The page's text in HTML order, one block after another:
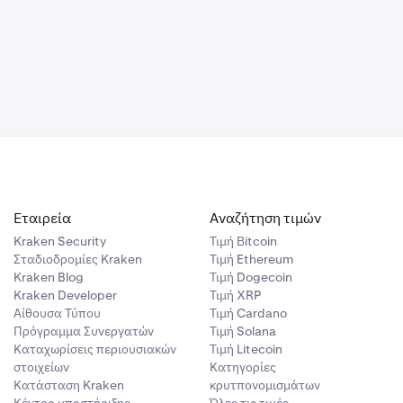
Εταιρεία
Kraken Security
Σταδιοδρομίες Kraken
Kraken Blog
Kraken Developer
Αίθουσα Τύπου
Πρόγραμμα Συνεργατών
Καταχωρίσεις περιουσιακών
στοιχείων
Κατάσταση Kraken
Αναζήτηση τιμών
Τιμή Βitcoin
Τιμή Ethereum
Τιμή Dogecoin
Τιμή XRP
Τιμή Cardano
Τιμή Solana
Τιμή Litecoin
Κατηγορίες
κρυτπονομισμάτων